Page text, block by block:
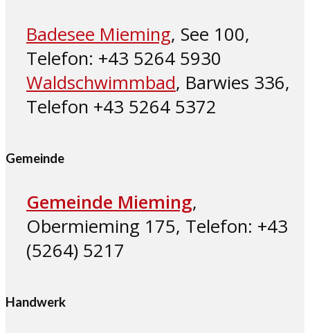
Badesee Mieming, See 100,
Telefon: +43 5264 5930
Waldschwimmbad, Barwies 336,
Telefon +43 5264 5372
Gemeinde
Gemeinde Mieming,
Obermieming 175, Telefon: +43
(5264) 5217
Handwerk